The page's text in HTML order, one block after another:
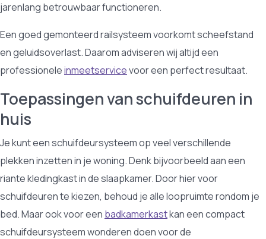
jarenlang betrouwbaar functioneren.
Een goed gemonteerd railsysteem voorkomt scheefstand
en geluidsoverlast. Daarom adviseren wij altijd een
professioneleinmeetservicevoor een perfect resultaat.
Toepassingen van schuifdeuren in
huis
Je kunt een schuifdeursysteem op veel verschillende
plekken inzetten in je woning. Denk bijvoorbeeld aan een
riante kledingkast in de slaapkamer. Door hier voor
schuifdeuren te kiezen, behoud je alle loopruimte rondom je
bed. Maar ook voor een badkamerkastkan een compact
schuifdeursysteem wonderen doen voor de